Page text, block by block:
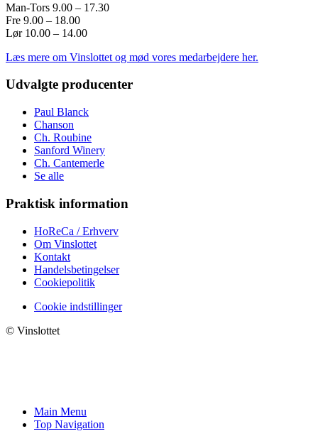
Man-Tors 9.00 – 17.30
Fre 9.00 – 18.00
Lør 10.00 – 14.00
Læs mere om Vinslottet og mød vores medarbejdere her.
Udvalgte producenter
Paul Blanck
Chanson
Ch. Roubine
Sanford Winery
Ch. Cantemerle
Se alle
Praktisk information
HoReCa / Erhverv
Om Vinslottet
Kontakt
Handelsbetingelser
Cookiepolitik
Cookie indstillinger
© Vinslottet
Main Menu
Top Navigation